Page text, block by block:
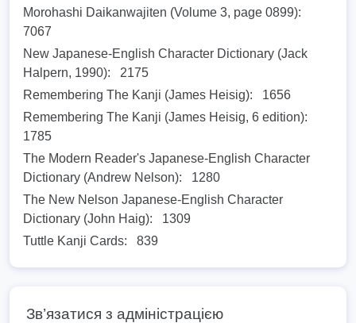
Morohashi Daikanwajiten (Volume 3, page 0899):
7067
New Japanese-English Character Dictionary (Jack
Halpern, 1990):
2175
Remembering The Kanji (James Heisig):
1656
Remembering The Kanji (James Heisig, 6 edition):
1785
The Modern Reader's Japanese-English Character
Dictionary (Andrew Nelson):
1280
The New Nelson Japanese-English Character
Dictionary (John Haig):
1309
Tuttle Kanji Cards:
839
Зв’язатися з адміністрацією